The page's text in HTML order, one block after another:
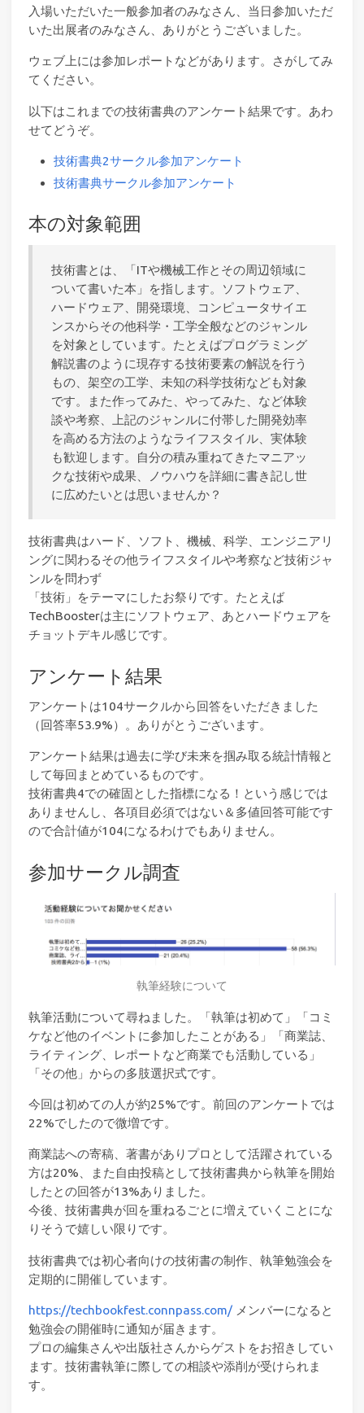
入場いただいた一般参加者のみなさん、当日参加いただ
いた出展者のみなさん、ありがとうございました。
ウェブ上には参加レポートなどがあります。さがしてみ
てください。
以下はこれまでの技術書典のアンケート結果です。あわ
せてどうぞ。
技術書典2サークル参加アンケート
技術書典サークル参加アンケート
本の対象範囲
技術書とは、「ITや機械工作とその周辺領域に
ついて書いた本」を指します。ソフトウェア、
ハードウェア、開発環境、コンピュータサイエ
ンスからその他科学・工学全般などのジャンル
を対象としています。たとえばプログラミング
解説書のように現存する技術要素の解説を行う
もの、架空の工学、未知の科学技術なども対象
です。また作ってみた、やってみた、など体験
談や考察、上記のジャンルに付帯した開発効率
を高める方法のようなライフスタイル、実体験
も歓迎します。自分の積み重ねてきたマニアッ
クな技術や成果、ノウハウを詳細に書き記し世
に広めたいとは思いませんか？
技術書典はハード、ソフト、機械、科学、エンジニアリ
ングに関わるその他ライフスタイルや考察など技術ジャ
ンルを問わず
「技術」をテーマにしたお祭りです。たとえば
TechBoosterは主にソフトウェア、あとハードウェアを
チョットデキル感じです。
アンケート結果
アンケートは104サークルから回答をいただきました
（回答率53.9%）。ありがとうございます。
アンケート結果は過去に学び未来を掴み取る統計情報と
して毎回まとめているものです。
技術書典4での確固とした指標になる！という感じでは
ありませんし、各項目必須ではない＆多値回答可能です
ので合計値が104になるわけでもありません。
参加サークル調査
執筆経験について
執筆活動について尋ねました。「執筆は初めて」「コミ
ケなど他のイベントに参加したことがある」「商業誌、
ライティング、レポートなど商業でも活動している」
「その他」からの多肢選択式です。
今回は初めての人が約25%です。前回のアンケートでは
22%でしたので微増です。
商業誌への寄稿、著書がありプロとして活躍されている
方は20%、また自由投稿として技術書典から執筆を開始
したとの回答が13%ありました。
今後、技術書典が回を重ねるごとに増えていくことにな
りそうで嬉しい限りです。
技術書典では初心者向けの技術書の制作、執筆勉強会を
定期的に開催しています。
https://techbookfest.connpass.com/ メンバーになると
勉強会の開催時に通知が届きます。
プロの編集さんや出版社さんからゲストをお招きしてい
ます。技術書執筆に際しての相談や添削が受けられま
す。